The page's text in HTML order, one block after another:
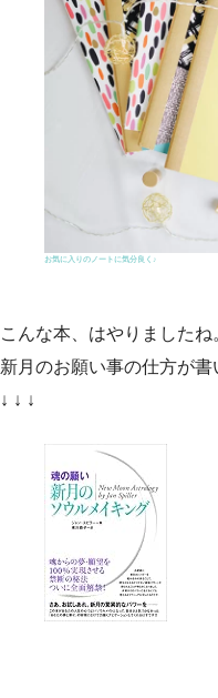
お気に入りのノートに気分良く♪
こんな本、はやりましたね
新月のお願い事の仕方が書
↓ ↓ ↓